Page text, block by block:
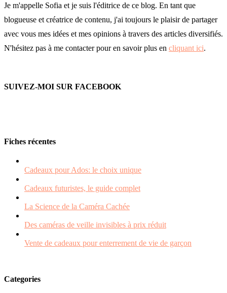
Je m'appelle Sofia et je suis l'éditrice de ce blog. En tant que
blogueuse et créatrice de contenu, j'ai toujours le plaisir de partager
avec vous mes idées et mes opinions à travers des articles diversifiés.
N'hésitez pas à me contacter pour en savoir plus en cliquant ici.
SUIVEZ-MOI SUR FACEBOOK
Fiches récentes
Cadeaux pour Ados: le choix unique
Cadeaux futuristes, le guide complet
La Science de la Caméra Cachée
Des caméras de veille invisibles à prix réduit
Vente de cadeaux pour enterrement de vie de garçon
Categories